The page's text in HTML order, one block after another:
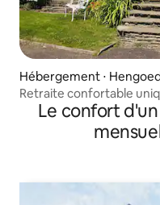
Hébergement ⋅ Hengoed
Retraite confortable
3 chambres
Le confort